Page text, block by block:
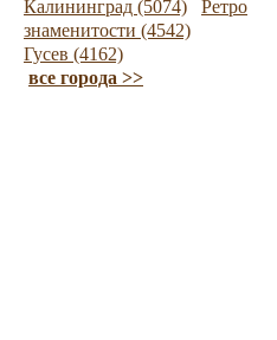
Калининград (5074)
Ретро
знаменитости (4542)
Гусев (4162)
все города >>